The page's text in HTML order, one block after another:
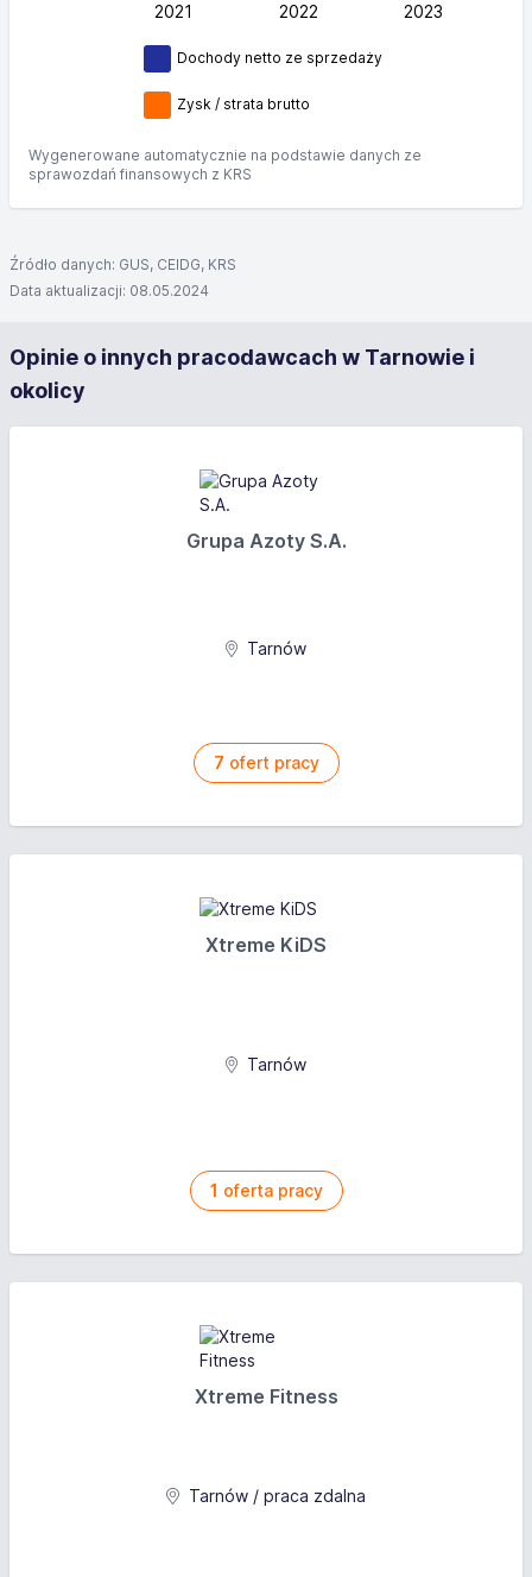
L
2021 2022 2023
Dochody netto ze sprzedaży
Zysk / strata brutto
Wygenerowane automatycznie na podstawie danych ze
sprawozdań finansowych z KRS
Źródło danych: GUS, CEIDG, KRS
Data aktualizacji: 08.05.2024
Opinie o innych pracodawcach w Tarnowie i
okolicy
Grupa Azoty S.A.
Tarnów
7 ofert pracy
Xtreme KiDS
Tarnów
1 oferta pracy
Xtreme Fitness
Tarnów / praca zdalna